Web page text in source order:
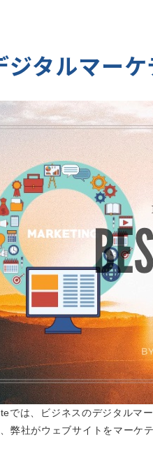
ジタルマーケ
では、ビジネスのデジタルマ
弊社がウェブサイトをマーケ